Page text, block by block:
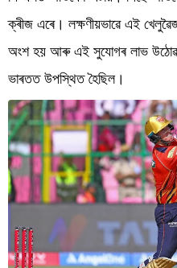
বিশ্ব
প্ৰযুক্তি
Videos
ক্ৰীজ এৰে। লক্ষণীয়ভাৱে এই
অংশ হয় আৰু এই সুযোগৰ লাভ
ভাৰতত উপস্থিত হৈছিল।